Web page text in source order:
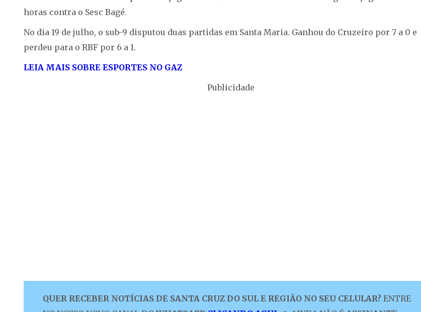
horas contra o Sesc Bagé.
No dia 19 de julho, o sub-9 disputou duas partidas em Santa Maria. Ganhou do Cruzeiro por 7 a 0 e
perdeu para o RBF por 6 a 1.
LEIA MAIS SOBRE ESPORTES NO GAZ
Publicidade
QUER RECEBER NOTÍCIAS DE SANTA CRUZ DO SUL E REGIÃO NO SEU CELULAR? ENTRE